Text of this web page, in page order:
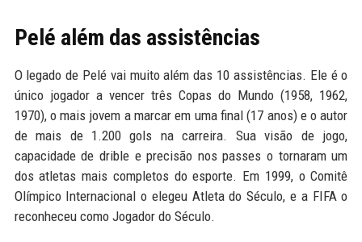
Pelé além das assistências
O legado de Pelé vai muito além das 10 assistências. Ele é o
único jogador a vencer três Copas do Mundo (1958, 1962,
1970), o mais jovem a marcar em uma final (17 anos) e o autor
de mais de 1.200 gols na carreira. Sua visão de jogo,
capacidade de drible e precisão nos passes o tornaram um
dos atletas mais completos do esporte. Em 1999, o Comitê
Olímpico Internacional o elegeu Atleta do Século, e a FIFA o
reconheceu como Jogador do Século.